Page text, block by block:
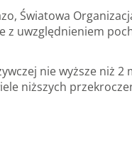
Światowa
z uwzględnieniem
nie wyższe niż
niższych